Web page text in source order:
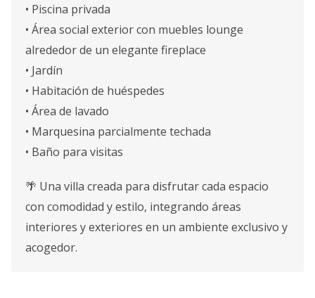
• Piscina privada
• Área social exterior con muebles lounge
alrededor de un elegante fireplace
• Jardín
• Habitación de huéspedes
• Área de lavado
• Marquesina parcialmente techada
• Baño para visitas
🌴 Una villa creada para disfrutar cada espacio
con comodidad y estilo, integrando áreas
interiores y exteriores en un ambiente exclusivo y
acogedor.